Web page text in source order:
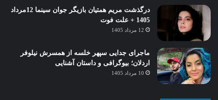
درگذشت مریم همتیان بازیگر جوان سینما 12مرداد
1405 + علت فوت
12 مرداد 1405
ماجرای جدایی سپهر خلسه از همسرش نیلوفر
اردلان؛ بیوگرافی و داستان آشنایی
10 مرداد 1405